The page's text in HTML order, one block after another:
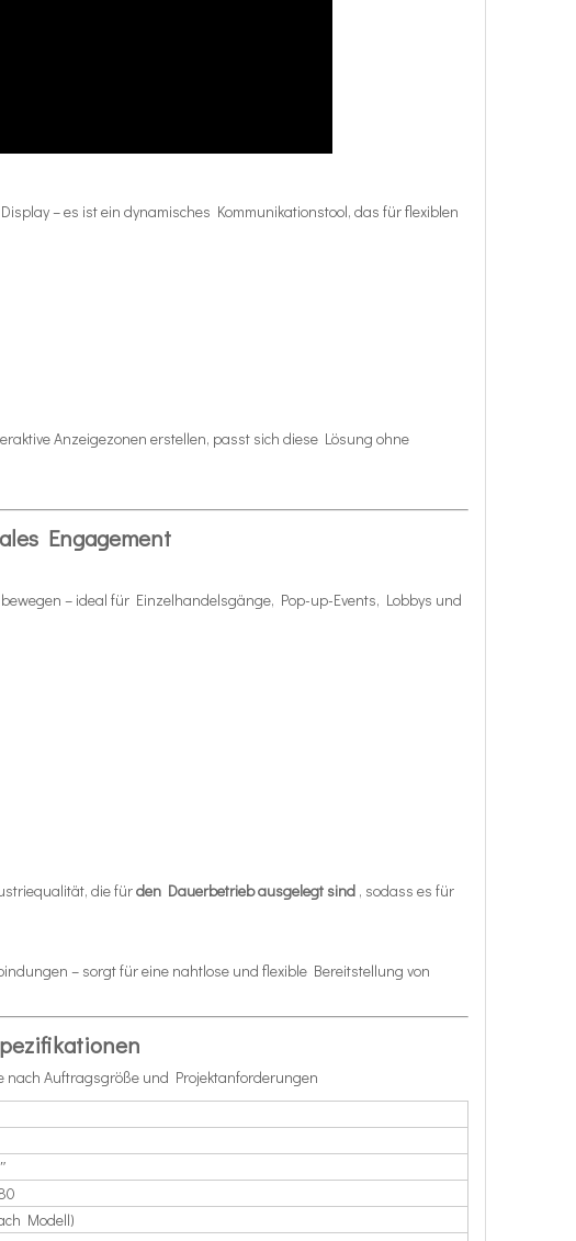
– es ist ein dynamisches Kommunikationstool, das für flexiblen
Anzeigezonen erstellen, passt sich diese Lösung ohne
Engagement
– ideal für Einzelhandelsgänge, Pop-up-Events, Lobbys und
die fürden Dauerbetrieb ausgelegt sind , sodass es für
– sorgt für eine nahtlose und flexible Bereitstellung von
nach Auftragsgröße und Projektanforderungen
Modell)